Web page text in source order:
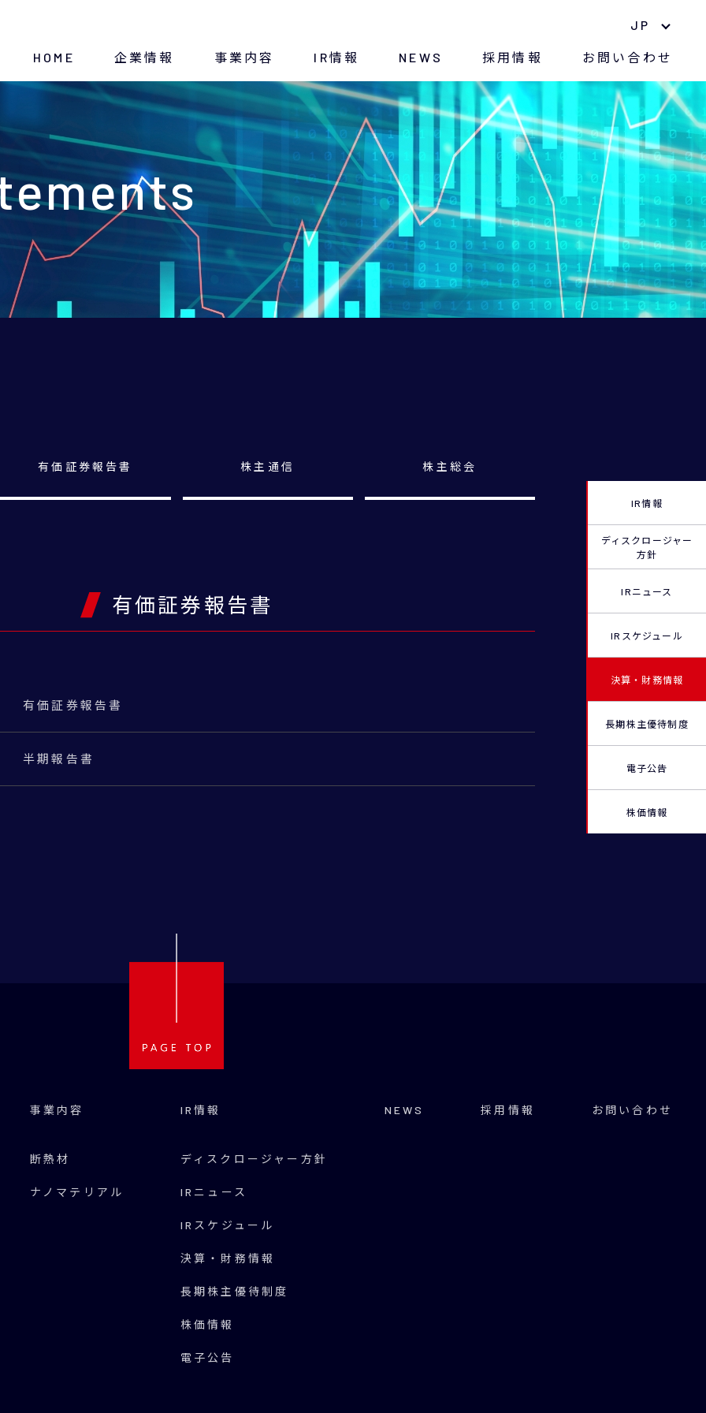
JP
HOME 企業情報
トップメッセージ 中期経営計画
経営方針 環境への取り組み
紛争鉱物に対する方針
沿革 CSR
事業内容
断熱材 ナノマテリアル
IR情報
ディスクロージャー方針 長期株主優待制度
IRニュース 株価情報
IRスケジュール 電子公告
決算・財務情報 アナリストレポート
NEWS 採用情報 お問い合わせ
有価証券報告書 株主通信 株主総会
有価証券報告書
有価証券報告書
半期報告書
IR情報
ディスクロージャー
方針
IRニュース
IRスケジュール
決算・財務情報
長期株主優待制度
電子公告
株価情報
事業内容
断熱材
ナノマテリアル
IR情報
ディスクロージャー方針
IRニュース
IRスケジュール
決算・財務情報
長期株主優待制度
株価情報
電子公告
NEWS 採用情報 お問い合わせ